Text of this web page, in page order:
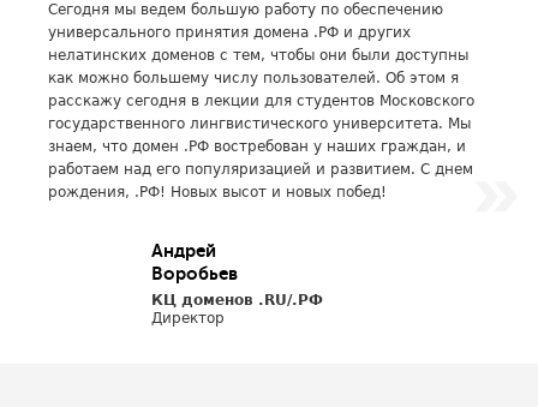
Сегодня мы ведем большую работу по обеспечению
универсального принятия домена .РФ и других
нелатинских доменов с тем, чтобы они были доступны
как можно большему числу пользователей. Об этом я
расскажу сегодня в лекции для студентов Московского
государственного лингвистического университета. Мы
знаем, что домен .РФ востребован у наших граждан, и
работаем над его популяризацией и развитием. С днем
рождения, .РФ! Новых высот и новых побед!
Андрей
Воробьев
КЦ доменов .RU/.РФ
Директор